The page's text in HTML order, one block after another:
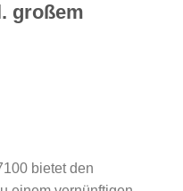
großem
bietet den